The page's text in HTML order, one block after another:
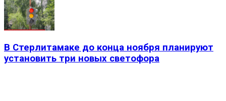
В Стерлитамаке до конца ноября планируют
установить три новых светофора